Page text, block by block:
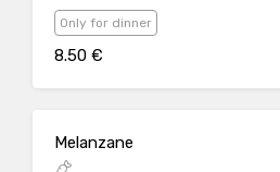
Only for dinner
8.50 €
Melanzane